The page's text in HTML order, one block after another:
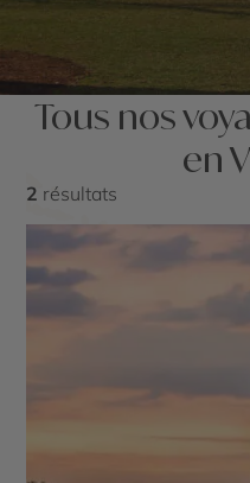
Tous nos
en
2 résultats